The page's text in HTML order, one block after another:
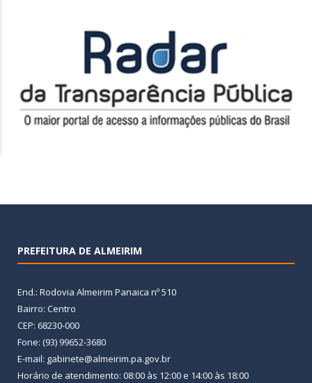
PREFEITURA DE ALMEIRIM
End.: Rodovia Almeirim Panaica nº 510
Bairro: Centro
CEP: 68230-000
Fone: (93) 99652-3680
E-mail: gabinete@almeirim.pa.gov.br
Horário de atendimento: 08:00 às 12:00 e 14:00 às 18:00